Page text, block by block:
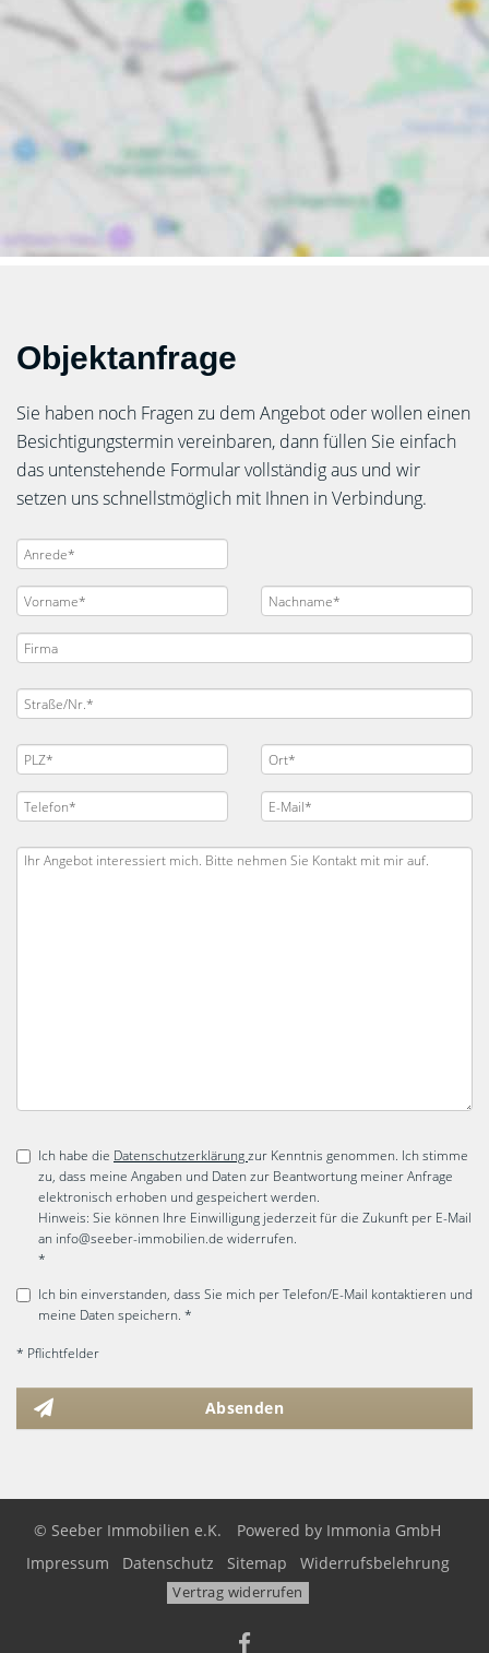
Objektanfrage
Sie haben noch Fragen zu dem Angebot oder wollen einen
Besichtigungstermin vereinbaren, dann füllen Sie einfach
das untenstehende Formular vollständig aus und wir
setzen uns schnellstmöglich mit Ihnen in Verbindung.
Ich habe die Datenschutzerklärungzur Kenntnis genommen. Ich stimme
zu, dass meine Angaben und Daten zur Beantwortung meiner Anfrage
elektronisch erhoben und gespeichert werden.
Hinweis: Sie können Ihre Einwilligung jederzeit für die Zukunft per E-Mail
an info@seeber-immobilien.de widerrufen.
*
Ich bin einverstanden, dass Sie mich per Telefon/E-Mail kontaktieren und
meine Daten speichern. *
* Pflichtfelder
Absenden
© Seeber Immobilien e.K. Powered by Immonia GmbH
Impressum
Datenschutz Sitemap Widerrufsbelehrung
Vertrag widerrufen